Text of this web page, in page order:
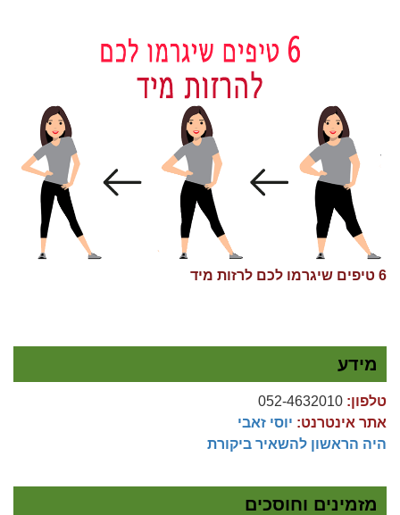
6 טיפים שיגרמו לכם לרזות מיד
מידע
טלפון:
אתר אינטרנט: יוסי זאבי
היה הראשון להשאיר ביקורת
מזמינים וחוסכים